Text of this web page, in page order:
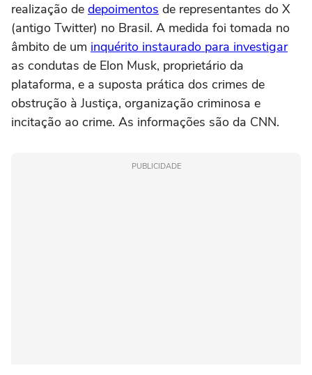
realização de depoimentos de representantes do X
(antigo Twitter) no Brasil. A medida foi tomada no
âmbito de um inquérito instaurado para investigar
as condutas de Elon Musk, proprietário da
plataforma, e a suposta prática dos crimes de
obstrução à Justiça, organização criminosa e
incitação ao crime. As informações são da CNN.
PUBLICIDADE